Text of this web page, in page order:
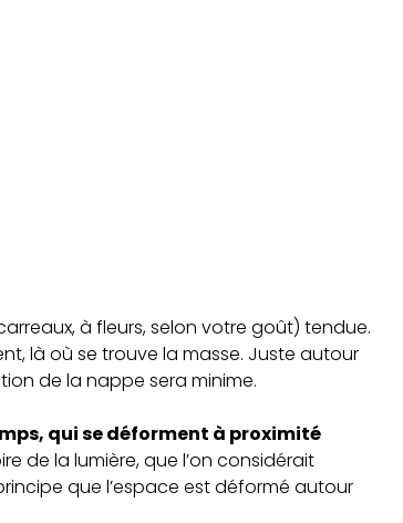
à fleurs, selon votre goût) tendue.
là où se trouve la masse. Juste autour
de la nappe sera minime.
qui se déforment à proximité
de la lumière, que l’on considérait
que l’espace est déformé autour